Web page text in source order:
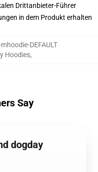
Drittanbieter-Führer
in dem Produkt erhalten
DEFAULT
Hoodies,
Say
dogday